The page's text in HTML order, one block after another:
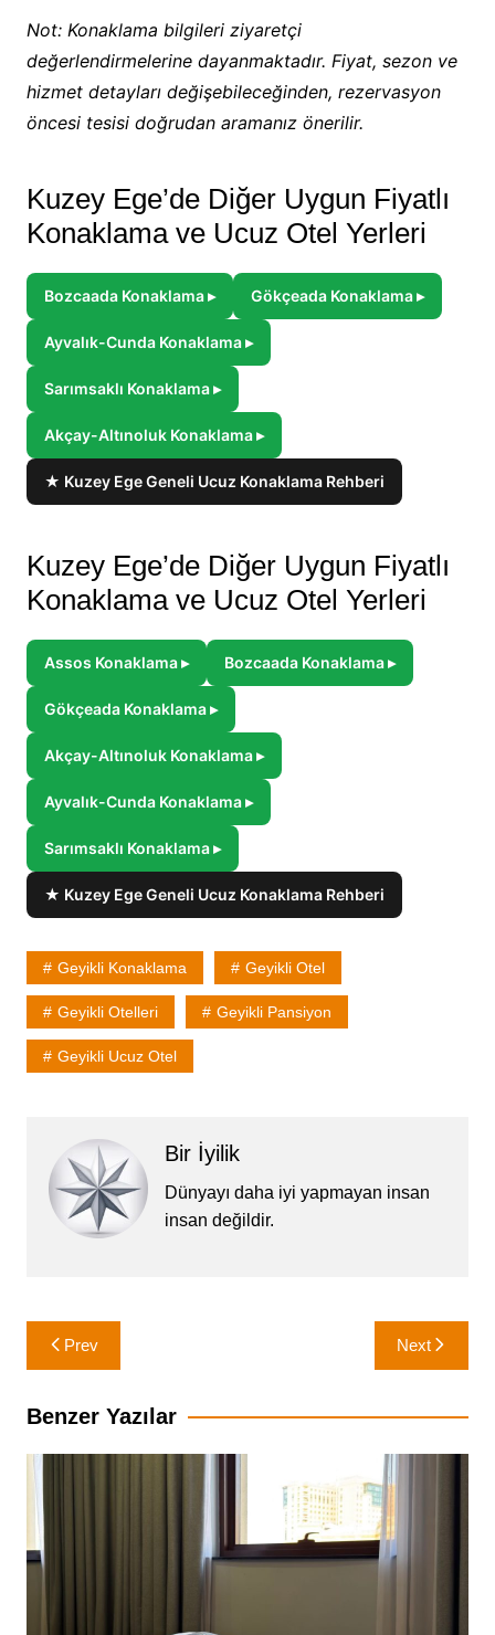
Not: Konaklama bilgileri ziyaretçi
değerlendirmelerine dayanmaktadır. Fiyat, sezon ve
hizmet detayları değişebileceğinden, rezervasyon
öncesi tesisi doğrudan aramanız önerilir.
Kuzey Ege’de Diğer Uygun Fiyatlı
Konaklama ve Ucuz Otel Yerleri
Bozcaada Konaklama ▸ Gökçeada Konaklama ▸
Ayvalık-Cunda Konaklama ▸
Sarımsaklı Konaklama ▸
Akçay-Altınoluk Konaklama ▸
★ Kuzey Ege Geneli Ucuz Konaklama Rehberi
Kuzey Ege’de Diğer Uygun Fiyatlı
Konaklama ve Ucuz Otel Yerleri
Assos Konaklama ▸ Bozcaada Konaklama ▸
Gökçeada Konaklama ▸
Akçay-Altınoluk Konaklama ▸
Ayvalık-Cunda Konaklama ▸
Sarımsaklı Konaklama ▸
★ Kuzey Ege Geneli Ucuz Konaklama Rehberi
Geyikli Konaklama Geyikli Otel
Geyikli Otelleri Geyikli Pansiyon
Geyikli Ucuz Otel
Bir İyilik
Dünyayı daha iyi yapmayan insan
insan değildir.
Yazı
gezinmesi
Prev Next
Benzer Yazılar